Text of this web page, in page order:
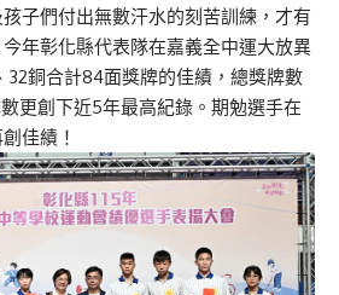
子們付出無數汗水的刻苦訓練，才有
年彰化縣代表隊在嘉義全中運大放異
32銅合計84面獎牌的佳績，總獎牌數
更創下近5年最高紀錄。期勉選手在
佳績！